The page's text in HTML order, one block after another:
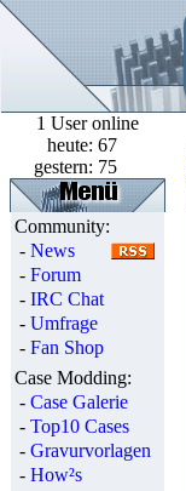
1 User online
heute: 67
gestern: 75
Community:
- News
- Forum
- IRC Chat
- Umfrage
- Fan Shop
Case Modding:
- Case Galerie
- Top10 Cases
- Gravurvorlagen
- How²s